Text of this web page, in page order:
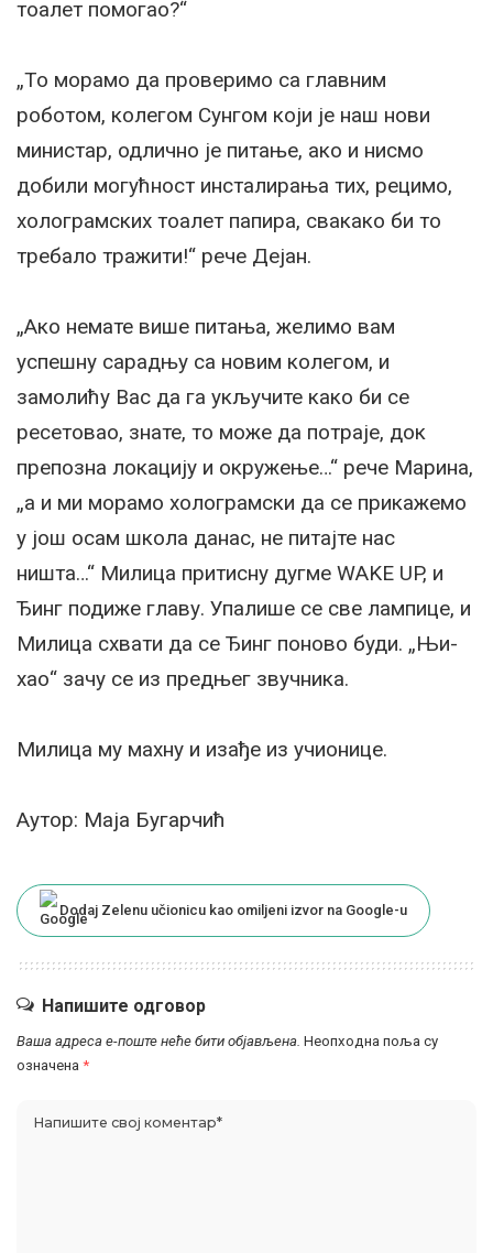
тоалет помогао?“
„То морамо да проверимо са главним
роботом, колегом Сунгом који је наш нови
министар, одлично је питање, ако и нисмо
добили могућност инсталирања тих, рецимо,
холограмских тоалет папира, свакако би то
требало тражити!“ рече Дејан.
„Ако немате више питања, желимо вам
успешну сарадњу са новим колегом, и
замолићу Вас да га укључите како би се
ресетовао, знате, то може да потраје, док
препозна локацију и окружење…“ рече Марина,
„а и ми морамо холограмски да се прикажемо
у још осам школа данас, не питајте нас
ништа…“ Милица притисну дугме WАKE UP, и
Ђинг подиже главу. Упалише се све лампице, и
Милица схвати да се Ђинг поново буди. „Њи-
хао“ зачу се из предњег звучника.
Милица му махну и изађе из учионице.
Аутор: Маја Бугарчић
Dodaj Zelenu učionicu kao omiljeni izvor na Google-u
Напишите одговор
Ваша адреса е-поште неће бити објављена. Неопходна поља су
означена *